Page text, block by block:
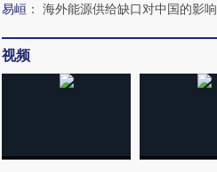
易峘 ： 海外能源供给缺口对中国的影响
视频